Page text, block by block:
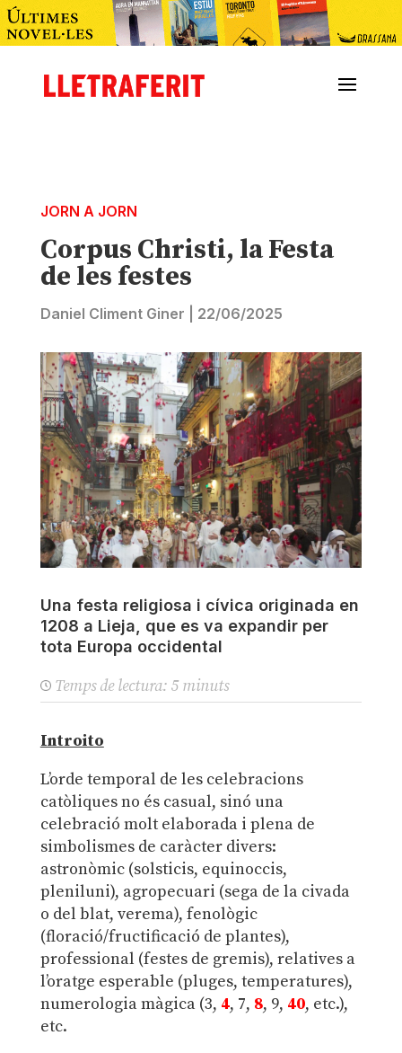
JORN A JORN
Corpus Christi, la Festa
de les festes
Daniel Climent Giner 22/06/2025
Una festa religiosa i cívica originada en
1208 a Lieja, que es va expandir per
tota Europa occidental
Temps de lectura: 5 minuts
Introito
L’orde temporal de les celebracions
catòliques no és casual, sinó una
celebració molt elaborada i plena de
simbolismes de caràcter divers:
astronòmic (solsticis, equinoccis,
pleniluni), agropecuari (sega de la civada
o del blat, verema), fenològic
(floració/fructificació de plantes),
professional (festes de gremis), relatives a
l’oratge esperable (pluges, temperatures),
numerologia màgica (3, 4, 7, 8, 9, 40, etc.),
etc.